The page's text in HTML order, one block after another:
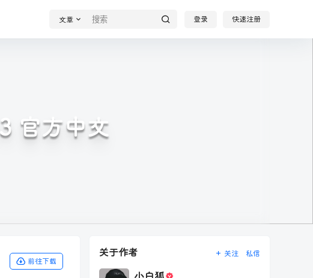
文章 登录 快速注册
官方中文
前往下载
关于作者 关注 私信